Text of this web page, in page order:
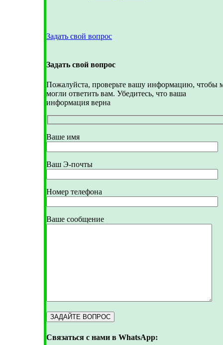
Задать свой вопрос
Задать свой вопрос
Пожалуйста, проверьте вашу информацию, чтобы
могли ответить вам. Убедитесь, что ваша
информация верна
Ваше имя
Ваш Э-почты
Номер телефона
Ваше сообщение
Связаться с нами в WhatsApp: